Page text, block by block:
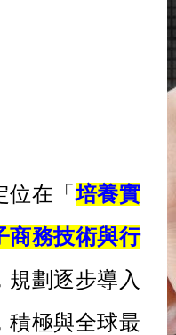
位在「培養實
商務技術與行
規劃逐步導入
積極與全球最